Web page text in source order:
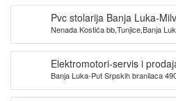
Pvc stolarija Banja Luka-
Nenada Kostića bb,Tunjice,Banja
Elektromotori-servis i
Banja Luka-Put Srpskih branilaca